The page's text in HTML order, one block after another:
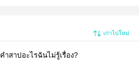
เก่าไปใหม่
EP 1 : คำสาปอะไรฉันไม่รู้เรื่อง?